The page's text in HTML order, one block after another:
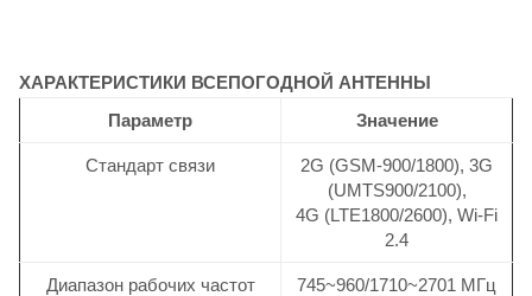
ХАРАКТЕРИСТИКИ ВСЕПОГОДНОЙ АНТЕННЫ
Параметр
Значение
Стандарт связи
2G (GSM-900/1800), 3G
(UMTS900/2100),
4G (LTE1800/2600), Wi-Fi
2.4
Диапазон рабочих частот 745~960/1710~2701 МГц